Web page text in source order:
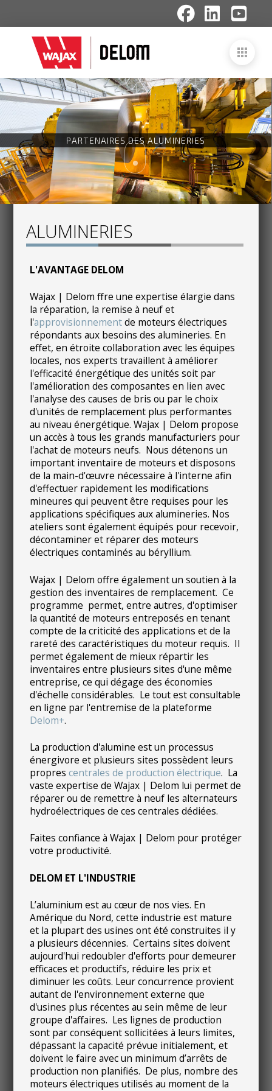
PARTENAIRES DES AL UMINERIES
ALUMINERIES
L'AVANTAGE DELOM
Wajax | Delom ffre une expertise élargie dans
la réparation, la remise à neuf et
l'approvisionnementde moteurs électriques
répondants aux besoins des alumineries. En
effet, en étroite collaboration avec les équipes
locales, nos experts travaillent à améliorer
l'efficacité énergétique des unités soit par
l'amélioration des composantes en lien avec
l'analyse des causes de bris ou par le choix
d'unités de remplacement plus performantes
au niveau énergétique. Wajax | Delom propose
un accès à tous les grands manufacturiers pour
l'achat de moteurs neufs. Nous détenons un
important inventaire de moteurs et disposons
de la main-d'œuvre nécessaire à l'interne afin
d'effectuer rapidement les modifications
mineures qui peuvent être requises pour les
applications spécifiques aux alumineries. Nos
ateliers sont également équipés pour recevoir,
décontaminer et réparer des moteurs
électriques contaminés au béryllium.
Wajax | Delom offre également un soutien à la
gestion des inventaires de remplacement. Ce
programme permet, entre autres, d'optimiser
la quantité de moteurs entreposés en tenant
compte de la criticité des applications et de la
rareté des caractéristiques du moteur requis. Il
permet également de mieux répartir les
inventaires entre plusieurs sites d'une même
entreprise, ce qui dégage des économies
d'échelle considérables. Le tout est consultable
en ligne par l'entremise de la plateforme
Delom+.
La production d'alumine est un processus
énergivore et plusieurs sites possèdent leurs
propres centrales de production électrique. La
vaste expertise de Wajax | Delom lui permet de
réparer ou de remettre à neuf les alternateurs
hydroélectriques de ces centrales dédiées.
Faites confiance à Wajax | Delom pour protéger
votre productivité.
DELOM ET L'INDUSTRIE
L’aluminium est au cœur de nos vies. En
Amérique du Nord, cette industrie est mature
et la plupart des usines ont été construites il y
a plusieurs décennies. Certains sites doivent
aujourd'hui redoubler d'efforts pour demeurer
efficaces et productifs, réduire les prix et
diminuer les coûts. Leur concurrence provient
autant de l'environnement externe que
d'usines plus récentes au sein même de leur
groupe d'affaires. Les lignes de production
sont par conséquent sollicitées à leurs limites,
dépassant la capacité prévue initialement, et
doivent le faire avec un minimum d’arrêts de
production non planifiés. De plus, nombre des
moteurs électriques utilisés au moment de la